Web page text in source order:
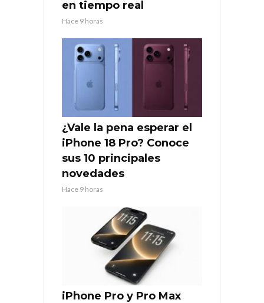
en tiempo real
Hace 9 horas
¿Vale la pena esperar el
iPhone 18 Pro? Conoce
sus 10 principales
novedades
Hace 9 horas
iPhone Pro y Pro Max